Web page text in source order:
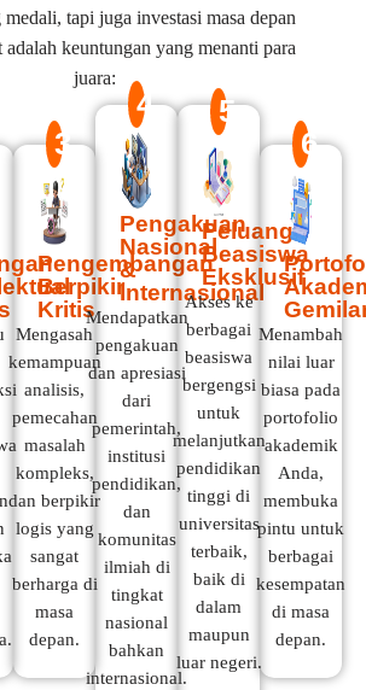
medali, tapi juga investasi masa depan
keuntungan yang menanti para
juara:
3
Pengembangan
Berpikir
Kritis
Mengasah
kemampuan
analisis,
pemecahan
masalah
kompleks,
dan berpikir
logis yang
sangat
berharga di
masa
depan.
4
Pengakuan
Nasional
&
Internasional
Mendapatkan
pengakuan
dan apresiasi
dari
pemerintah,
institusi
pendidikan,
dan
komunitas
ilmiah di
tingkat
nasional
bahkan
internasional.
5
Peluang
Beasiswa
Eksklusif
Akses ke
berbagai
beasiswa
bergengsi
untuk
melanjutkan
pendidikan
tinggi di
universitas
terbaik,
baik di
dalam
maupun
luar negeri.
6
Menambah
nilai luar
biasa pada
portofolio
akademik
Anda,
membuka
pintu untuk
berbagai
kesempatan
di masa
depan.